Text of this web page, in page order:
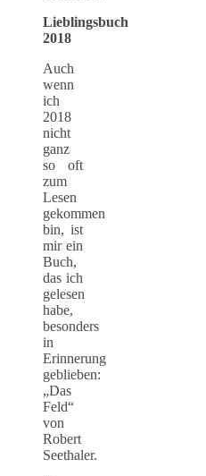
Lieblingsbuch
2018
Auch
wenn
ich
2018
nicht
ganz
so oft
zum
Lesen
gekommen
bin, ist
mir ein
Buch,
das ich
gelesen
habe,
besonders
in
Erinnerung
geblieben:
„Das
Feld“
von
Robert
Seethaler.